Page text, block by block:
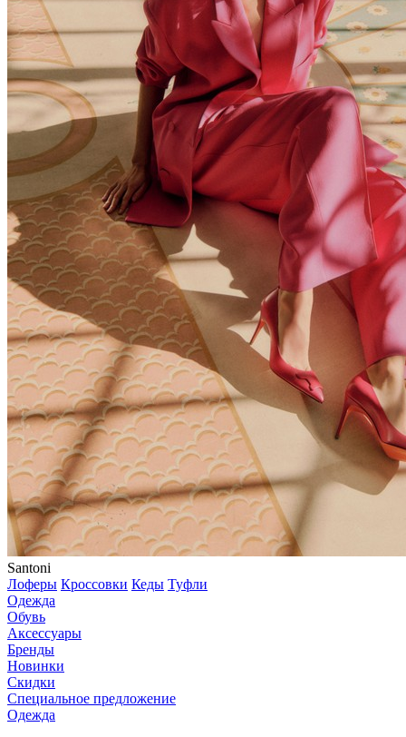
Santoni
Лоферы Кроссовки Кеды Туфли
Одежда
Обувь
Аксессуары
Бренды
Новинки
Скидки
Специальное предложение
Одежда